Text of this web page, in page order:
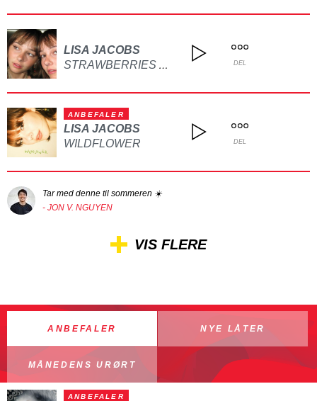
LISA JACOBS
STRAWBERRIES AND STRANGERS DEL
ANBEFALER
LISA JACOBS
WILDFLOWER
DEL
Tar med denne til sommeren ☀️
- JON V. NGUYEN
VIS FLERE
ANBEFALER NYE LÅTER
MÅNEDENS URØRT
ANBEFALER